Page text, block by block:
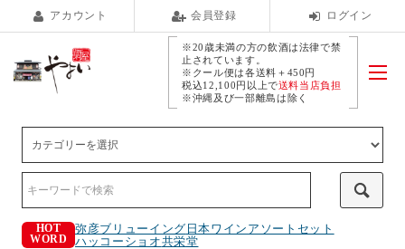
アカウント 会員登録 ログイン
※20歳未満の方の飲酒は法律で禁
止されています。
※クール便は各送料＋450円
税込12,100円以上で送料当店負担
※沖縄及び一部離島は除く
HOT
WORD
弥彦ブリューイング 日本ワインアソートセット
ハッコーショオ共栄堂